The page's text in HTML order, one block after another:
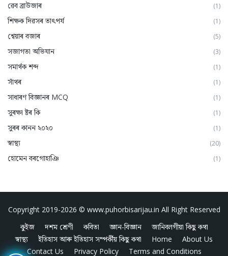
ৱেব ব্ৰাউজাৰ (1)
শিক্ষক দিৱসৰ তাৎপর্য (1)
শ্বেয়াৰ বজাৰ (5)
সজাগতা অভিযান (3)
সমার্থক শব্দ (1)
সাঁথৰ (1)
সাধাৰণ বিজ্ঞানৰ MCQ (1)
সুৰক্ষা ষ্টৰ কি (1)
সুৰৰ কানন ২০২০ (1)
স্বাস্থ্য (20)
হোমেন বৰগোহাঞি (1)
Copyright 2019-2026 © www.puhorbisarijau.in All Right Reserved
কুইজ
দশম শ্ৰেণী কবিতা জ্ঞান-বিজ্ঞান
জানিবলগীয়া কিছু কথা
স্বাস্থ্য
ইতিহাস আৰু ইতিহাস সম্পৰ্কীয় কিছু কথা Home
About Us
Contact Us
Privacy Policy Terms and Conditions